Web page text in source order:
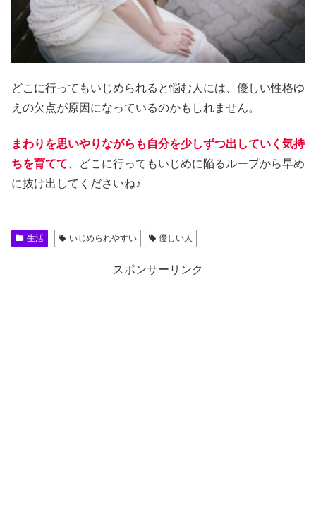
どこに行ってもいじめられると悩む人には、優しい性格ゆ
えの欠点が原因になっているのかもしれません。
まわりを思いやりながらも自分を少しずつ出していく気持
ちを育てて 、どこに行ってもいじめに陥るループから早め
に抜け出してくださいね♪
生活 いじめられやすい 優しい人
スポンサーリンク